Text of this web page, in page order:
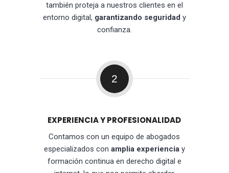
también proteja a nuestros clientes en el
entorno digital, garantizando seguridad y
confianza.
2
EXPERIENCIA Y PROFESIONALIDAD
Contamos con un equipo de abogados
especializados con amplia experienciay
formación continua en derecho digital e